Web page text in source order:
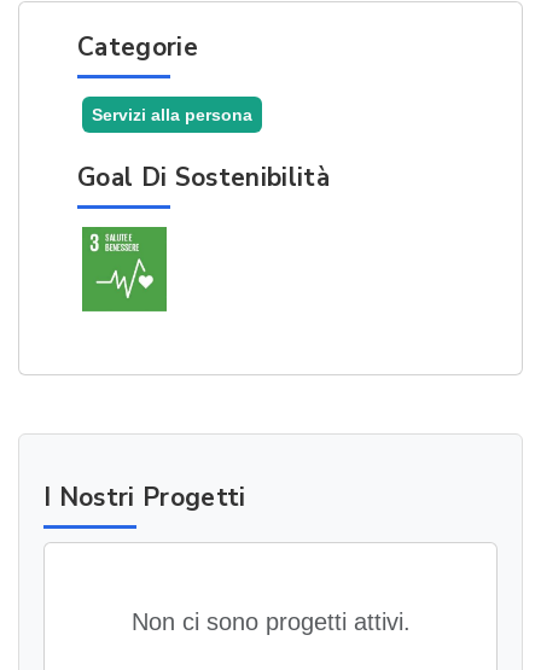
Categorie
Servizi alla persona
Goal Di Sostenibilità
I Nostri Progetti
Non ci sono progetti attivi.